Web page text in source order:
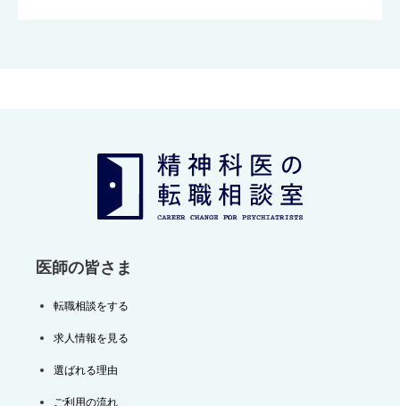
医師の皆さま
転職相談をする
求人情報を見る
選ばれる理由
ご利用の流れ